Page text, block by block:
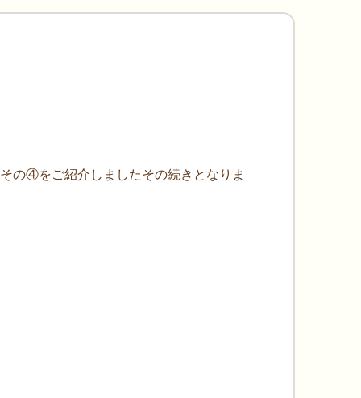
④をご紹介しましたその続きとなりま